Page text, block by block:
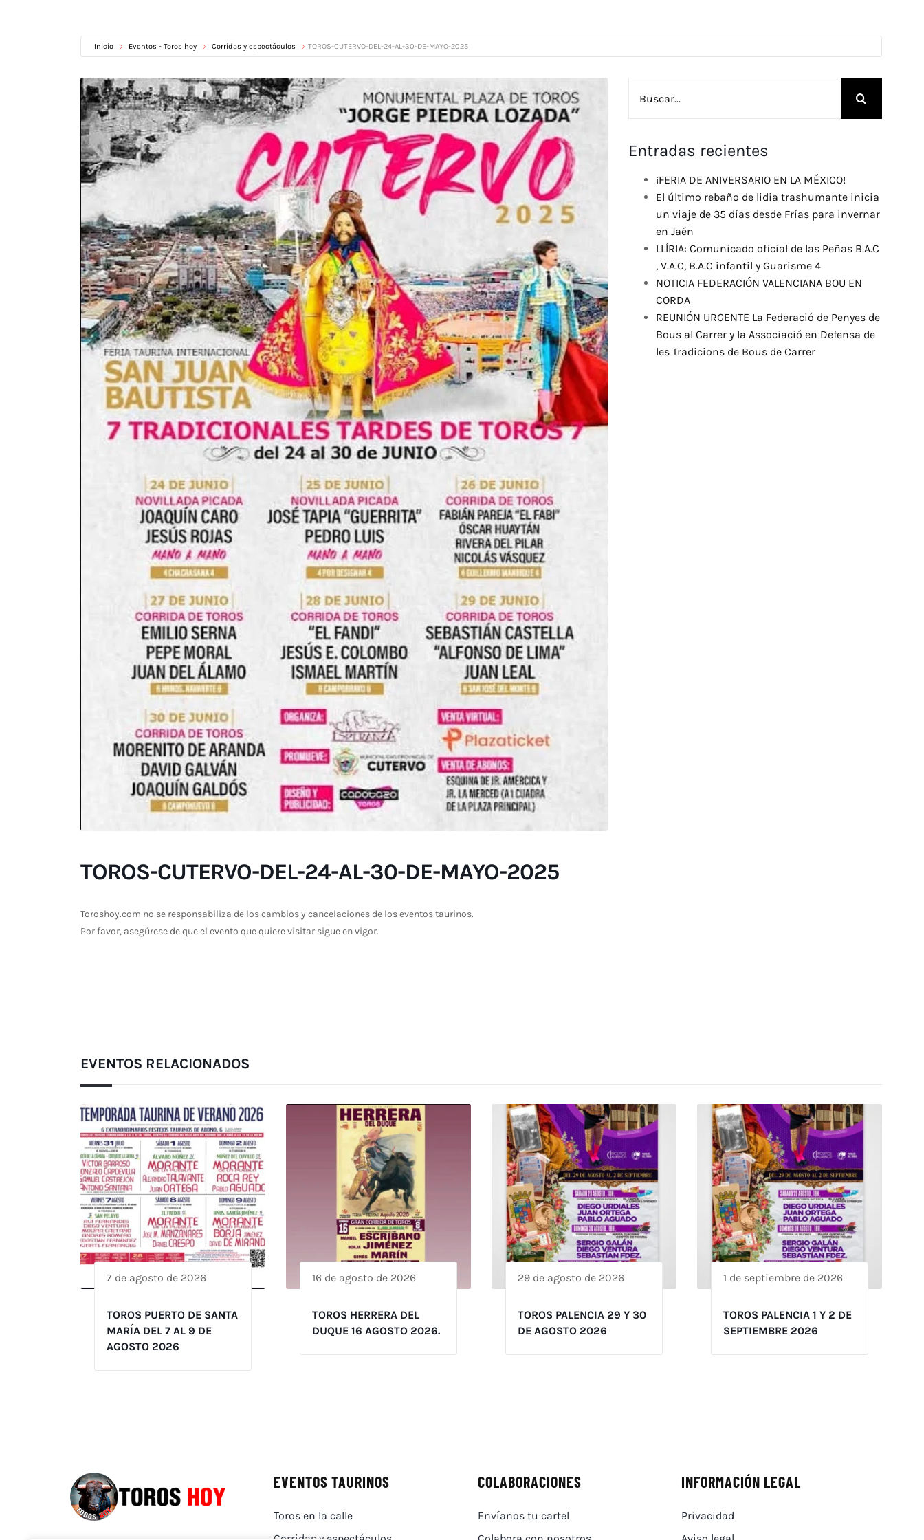
Inicio Eventos - Toros hoy Corridas y espectáculos TOROS-CUTERVO-DEL-24-AL-30-DE-MAYO-2025
TOROS-CUTERVO-DEL-24-AL-30-DE-MAYO-2025
Toroshoy.com no se responsabiliza de los cambios y cancelaciones de los eventos taurinos.
Por favor, asegúrese de que el evento que quiere visitar sigue en vigor.
Entradas recientes
¡FERIA DE ANIVERSARIO EN LA MÉXICO!
El último rebaño de lidia trashumante inicia
un viaje de 35 días desde Frías para invernar
en Jaén
LLÍRIA: Comunicado oficial de las Peñas B.A.C
, V.A.C, B.A.C infantil y Guarisme 4
NOTICIA FEDERACIÓN VALENCIANA BOU EN
CORDA
REUNIÓN URGENTE La Federació de Penyes de
Bous al Carrer y la Associació en Defensa de
les Tradicions de Bous de Carrer
EVENTOS RELACIONADOS
7 de agosto de 2026
TOROS PUERTO DE SANTA
MARÍA DEL 7 AL 9 DE
AGOSTO 2026
16 de agosto de 2026
TOROS HERRERA DEL
DUQUE 16 AGOSTO 2026.
29 de agosto de 2026
TOROS PALENCIA 29 Y 30
DE AGOSTO 2026
1 de septiembre de 2026
TOROS PALENCIA 1 Y 2 DE
SEPTIEMBRE 2026
EVENTOS TAURINOS
Toros en la calle
COLABORACIONES
Envíanos tu cartel
INFORMACIÓN LEGAL
Privacidad